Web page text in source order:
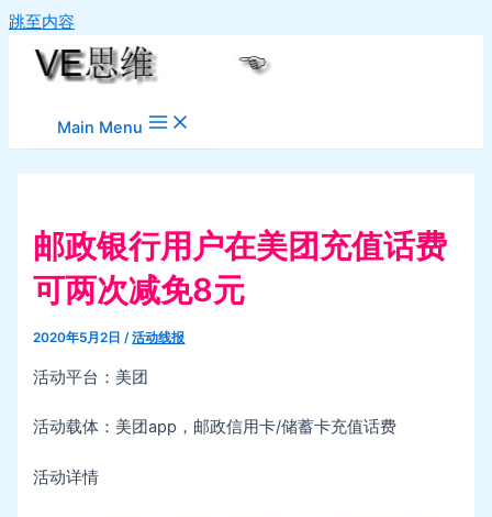
跳至内容
Main Menu
邮政银行用户在美团充值话费
可两次减免8元
2020年5月2日/活动线报
活动平台：美团
活动载体：美团app，邮政信用卡/储蓄卡充值话费
活动详情